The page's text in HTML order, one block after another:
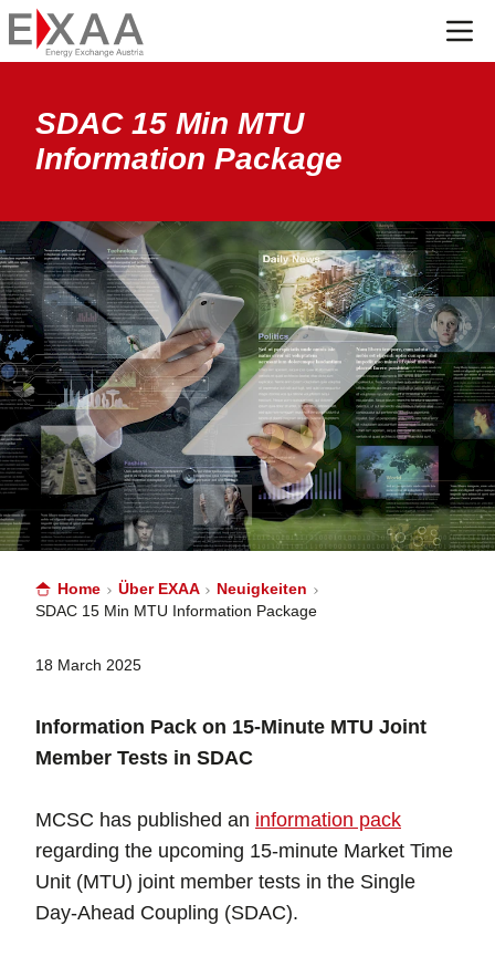
SDAC 15 Min MTU
Information Package
Home Über EXAA
Neuigkeiten
SDAC 15 Min MTU Information Package
18 March 2025
Information Pack on 15-Minute MTU Joint
Member Tests in SDAC
MCSC has published an information pack
regarding the upcoming 15-minute Market Time
Unit (MTU) joint member tests in the Single
Day-Ahead Coupling (SDAC).